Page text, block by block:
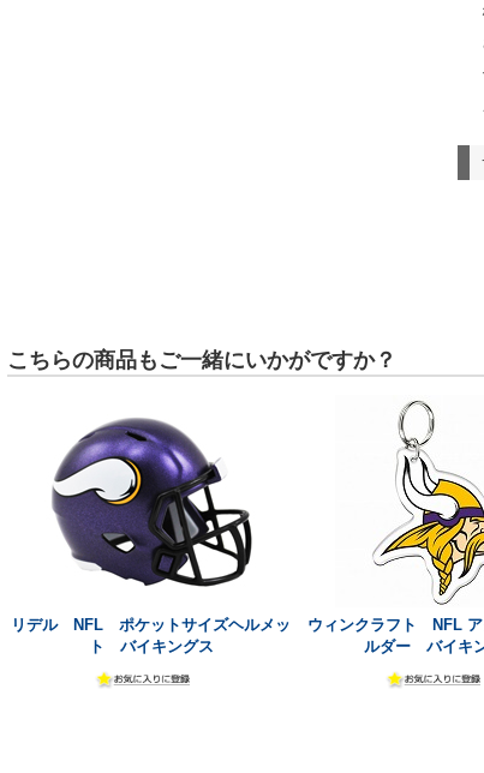
こちらの商品もご一緒にいかがですか？
リデル NFL ポケットサイズヘルメッ
ト バイキングス
ウィンクラフト NFL ア
ルダー バイキ